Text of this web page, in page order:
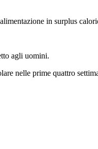
in surplus
agli uomini.
nelle prime quattro